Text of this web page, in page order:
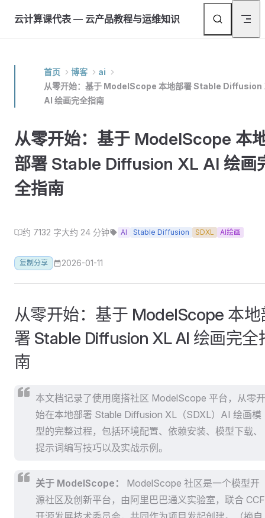
Skip to content
云计算课代表 — 云产品教程与运维知识
首页 博客
ai
从零开始：基于 ModelScope 本地部署 Stable Diffusion
AI 绘画完全指南
从零开始：基于 ModelScope 本
部署 Stable Diffusion XL AI 绘画
全指南
约 7132 字大约 24 分钟 AI Stable Diffusion SDXL AI绘画
复制分享 2026-01-11
从零开始：基于 ModelScope 本地
署 Stable Diffusion XL AI 绘画完全
南
本文档记录了使用魔搭社区 ModelScope 平台，从零开
始在本地部署 Stable Diffusion XL（SDXL）AI 绘画模
型的完整过程，包括环境配置、依赖安装、模型下载、
提示词编写技巧以及实战示例。
关于 ModelScope：
ModelScope 社区是一个模型开
源社区及创新平台，由阿里巴巴通义实验室，联合 CCF